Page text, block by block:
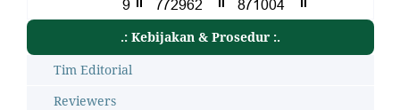
.: Kebijakan & Prosedur :.
Tim Editorial
Reviewers